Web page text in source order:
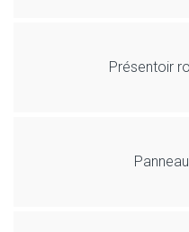
Présentoir